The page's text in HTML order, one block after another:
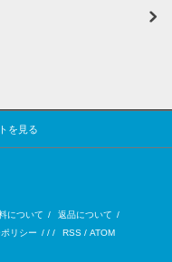
を見る
について / 返品について /
リシー / / / RSS / ATOM